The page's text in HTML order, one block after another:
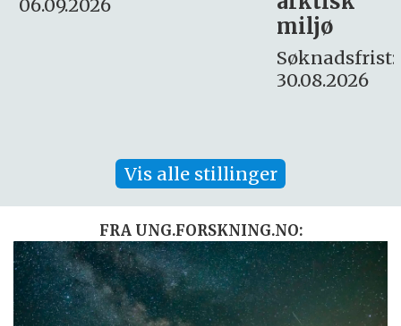
Søknadsfrist:
16. august.
Vis alle stillinger
FRA UNG.FORSKNING.NO: